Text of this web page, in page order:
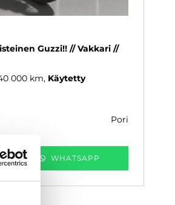
Guzzi!! // Vakkari //
000 km Käytetty
pori
WHATSAPP